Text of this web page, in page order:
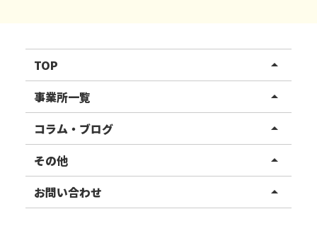
TOP arrow_drop_up
リハスワーク
リハスファーム
事業所一覧 arrow_drop_up
関東エリア
東北エリア
甲信越エリア
コラム・ブログ arrow_drop_up
事業所ブログ
ご利用者様の声
その他 arrow_drop_up
お知らせ
お問い合わせ arrow_drop_up